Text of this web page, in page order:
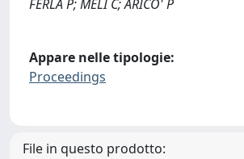
FERLA P; MELI C; ARICO' P
Appare nelle tipologie:
Proceedings
File in questo prodotto: